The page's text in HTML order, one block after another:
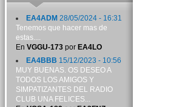
EA4ADM 28/05/2024 - 16:31
Tenemos que hacer mas de
estas....
En VGGU-173por EA4LO
EA4BBB 15/12/2023 - 10:56
MUY BUENAS. OS DESEO A
TODOS LOS AMIGOS Y
SIMPATIZANTES DEL RADIO
CLUB UNA FELICES...